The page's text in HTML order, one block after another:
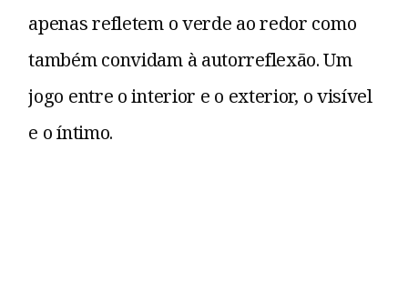
apenas refletem o verde ao redor como
também convidam à autorreflexão. Um
jogo entre o interior e o exterior, o visível
e o íntimo.